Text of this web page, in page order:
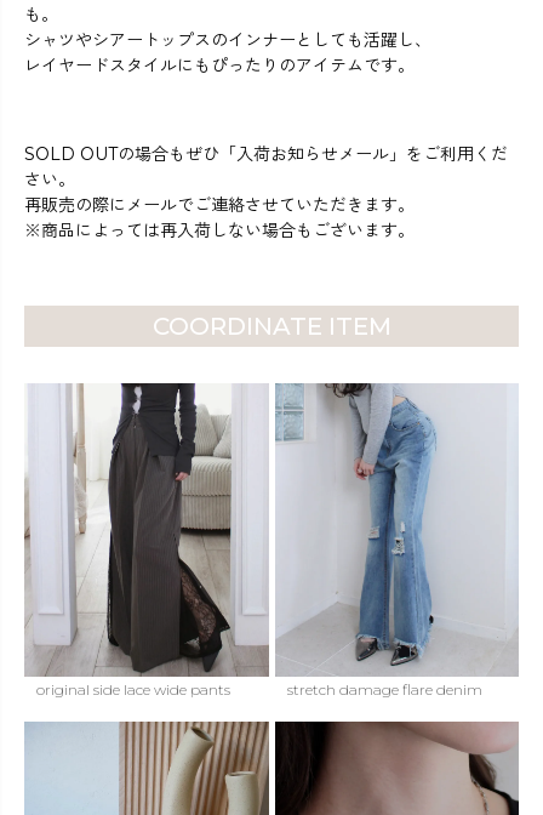
も。
シャツやシアートップスのインナーとしても活躍し、
レイヤードスタイルにもぴったりのアイテムです。
SOLD OUTの場合もぜひ「入荷お知らせメール」をご利用くだ
さい。
再販売の際にメールでご連絡させていただきます。
※商品によっては再入荷しない場合もございます。
COORDINATE ITEM
original side lace wide pants stretch damage flare denim